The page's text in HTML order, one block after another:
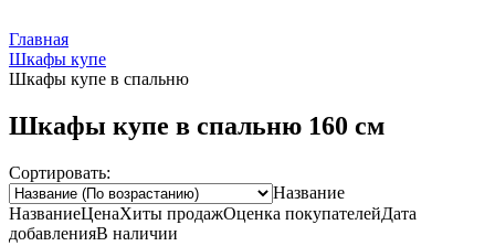
Главная
Шкафы купе
Шкафы купе в спальню
Шкафы купе в спальню 160 см
Сортировать:
Название
НазваниеЦенаХиты продажОценка покупателейДата
добавленияВ наличии